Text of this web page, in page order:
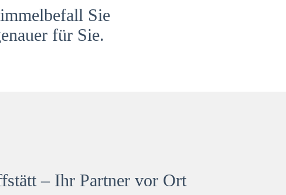
Sie
für Sie.
– Ihr Partner vor Ort